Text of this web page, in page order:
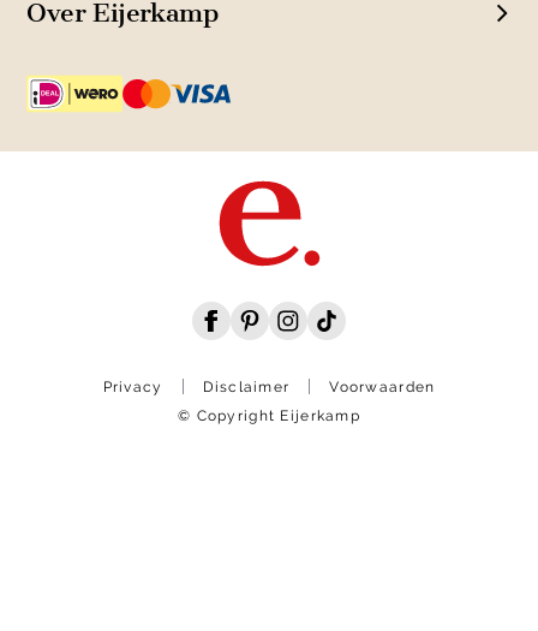
Over Eijerkamp
Privacy Disclaimer
Voorwaarden
© Copyright Eijerkamp